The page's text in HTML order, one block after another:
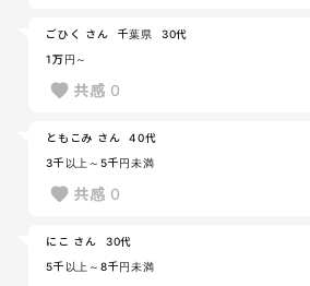
ごひく さん 千葉県
30代
1万円～
共感 0
ともこみ さん
40代
3千以上～5千円未満
共感 0
にこ さん
30代
5千以上～8千円未満